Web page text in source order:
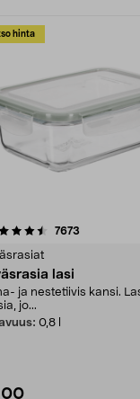
hinta
7673
lasi
ja nestetiivis kansi.
jo...
0,8 l
4.5 viidestä